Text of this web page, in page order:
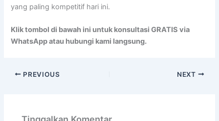
yang paling kompetitif hari ini.
Klik tombol di bawah ini untuk konsultasi GRATIS via
WhatsApp atau hubungi kami langsung.
PREVIOUS NEXT